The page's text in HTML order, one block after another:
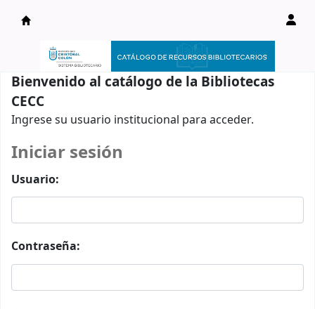
Catálogo en línea
Bienvenido al catálogo de la Bibliotecas
CECC
Ingrese su usuario institucional para acceder.
Iniciar sesión
Usuario:
Contraseña: